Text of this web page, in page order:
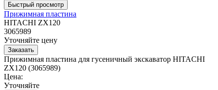
Прижимная пластина
HITACHI ZX120
3065989
Уточняйте цену
Прижимная пластина для гусеничный экскаватор HITACHI
ZX120 (3065989)
Цена:
Уточняйте